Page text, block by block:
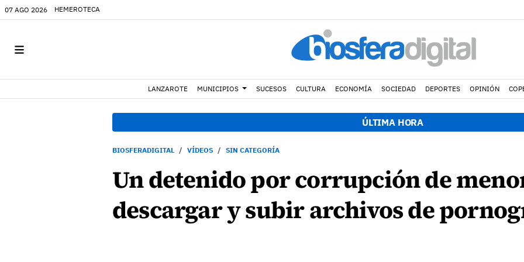
07 AGO 2026 HEMEROTECA
LANZAROTE MUNICIPIOS SUCESOS CULTURA ECONOMÍA SOCIEDAD DEPORTES OPINIÓN
ÚLTIMA HORA
BIOSFERADIGITAL VÍDEOS SIN CATEGORÍA
Un detenido por corrupción de
descargar y subir archivos de